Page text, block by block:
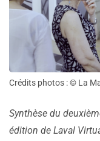
Crédits photos : © La
Synthèse du
édition de Laval